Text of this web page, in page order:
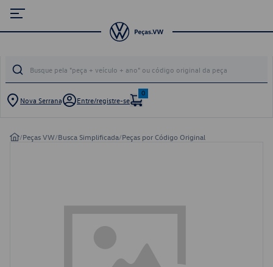
Nova Serrana Entre/registre-se
0
/Peças VW/Busca Simplificada/Peças por Código Original